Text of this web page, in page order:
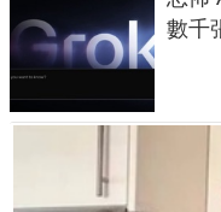
數千